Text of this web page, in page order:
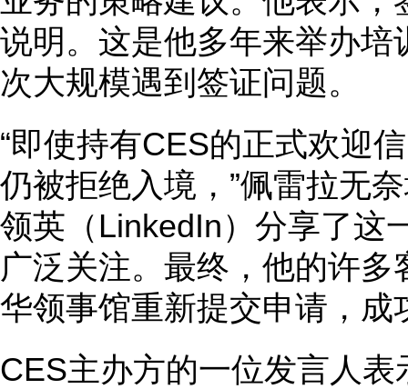
说明。这是他多年来举办
次大规模遇到签证问题。
“即使持有CES的正式欢迎
仍被拒绝入境，”佩雷拉无
领英（LinkedIn）分享了这
广泛关注。最终，他的许
华领事馆重新提交申请，成
CES主办方的一位发言人